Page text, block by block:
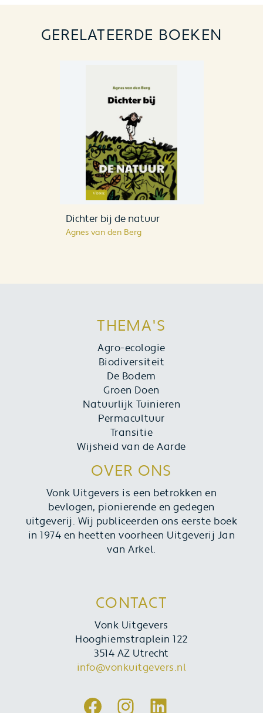
GERELATEERDE BOEKEN
Dichter bij de natuur
Agnes van den Berg
THEMA'S
Agro-ecologie
Biodiversiteit
De Bodem
Groen Doen
Natuurlijk Tuinieren
Permacultuur
Transitie
Wijsheid van de Aarde
OVER ONS
Vonk Uitgevers is een betrokken en
bevlogen, pionierende en gedegen
uitgeverij. Wij publiceerden ons eerste boek
in 1974 en heetten voorheen Uitgeverij Jan
van Arkel.
CONTACT
Vonk Uitgevers
Hooghiemstraplein 122
3514 AZ Utrecht
info@vonkuitgevers.nl
Facebook
Instagram
LinkedIn